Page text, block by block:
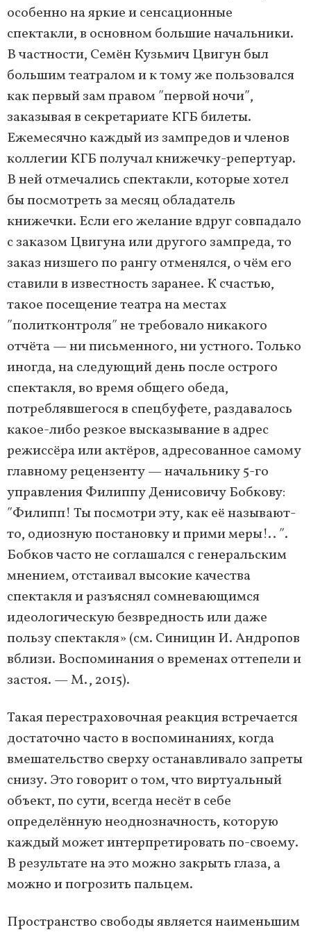
особенно на яркие и сенсационные
спектакли, в основном большие начальники.
В частности, Семён Кузьмич Цвигун был
большим театралом и к тому же пользовался
как первый зам правом ʺпервой ночиʺ,
заказывая в секретариате КГБ билеты.
Ежемесячно каждый из зампредов и членов
коллегии КГБ получал книжечку-репертуар.
В ней отмечались спектакли, которые хотел
бы посмотреть за месяц обладатель
книжечки. Если его желание вдруг совпадало
с заказом Цвигуна или другого зампреда, то
заказ низшего по рангу отменялся, о чём его
ставили в известность заранее. К счастью,
такое посещение театра на местах
ʺполитконтроляʺ не требовало никакого
отчёта — ни письменного, ни устного. Только
иногда, на следующий день после острого
спектакля, во время общего обеда,
потреблявшегося в спецбуфете, раздавалось
какое-либо резкое высказывание в адрес
режиссёра или актёров, адресованное самому
главному рецензенту — начальнику 5-го
управления Филиппу Денисовичу Бобкову:
ʺФилипп! Ты посмотри эту, как её называют-
то, одиозную постановку и прими меры!.. ʺ.
Бобков часто не соглашался с генеральским
мнением, отстаивал высокие качества
спектакля и разъяснял сомневающимся
идеологическую безвредность или даже
пользу спектакля» (см. Синицин И. Андропов
вблизи. Воспоминания о временах оттепели и
застоя. — М., 2015).
Такая перестраховочная реакция встречается
достаточно часто в воспоминаниях, когда
вмешательство сверху останавливало запреты
снизу. Это говорит о том, что виртуальный
объект, по сути, всегда несёт в себе
определённую неоднозначность, которую
каждый может интерпретировать по-своему.
В результате на это можно закрыть глаза, а
можно и погрозить пальцем.
Пространство свободы является наименьшим